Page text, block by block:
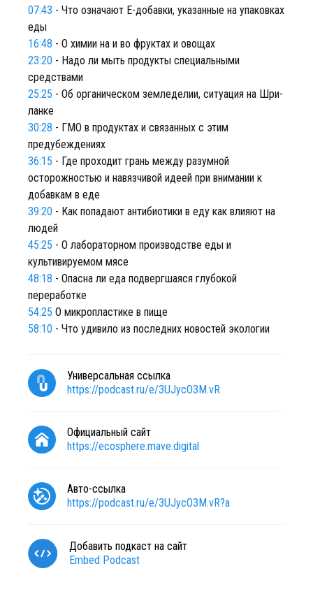
07:43 - Что означают Е-добавки, указанные на упаковках
еды
16:48 - О химии на и во фруктах и овощах
23:20 - Надо ли мыть продукты специальными
средствами
25:25 - Об органическом земледелии, ситуация на Шри-
ланке
30:28 - ГМО в продуктах и связанных с этим
предубеждениях
36:15 - Где проходит грань между разумной
осторожностью и навязчивой идеей при внимании к
добавкам в еде
39:20 - Как попадают антибиотики в еду как влияют на
людей
45:25 - О лабораторном производстве еды и
культивируемом мясе
48:18 - Опасна ли еда подвергшаяся глубокой
переработке
54:25 О микропластике в пище
58:10 - Что удивило из последних новостей экологии
Универсальная ссылка
https://podcast.ru/e/3UJycO3M.vR
Официальный сайт
https://ecosphere.mave.digital
Авто-ссылка
https://podcast.ru/e/3UJycO3M.vR?a
Добавить подкаст на сайт
Embed Podcast